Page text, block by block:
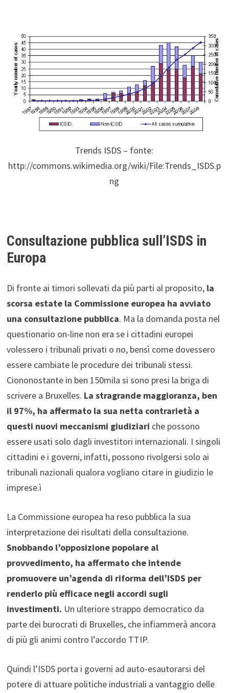
Trends ISDS – fonte:
http://commons.wikimedia.org/wiki/File:Trends_ISDS.p
ng
Consultazione pubblica sull’ISDS in
Europa
Di fronte ai timori sollevati da più parti al proposito, la
scorsa estate la Commissione europea ha avviato
una consultazione pubblica. Ma la domanda posta nel
questionario on-line non era se i cittadini europei
volessero i tribunali privati o no, bensì come dovessero
essere cambiate le procedure dei tribunali stessi.
Ciononostante in ben 150mila si sono presi la briga di
scrivere a Bruxelles. La stragrande maggioranza, ben
il 97%, ha affermato la sua netta contrarietà a
questi nuovi meccanismi giudiziari che possono
essere usati solo dagli investitori internazionali. I singoli
cittadini e i governi, infatti, possono rivolgersi solo ai
tribunali nazionali qualora vogliano citare in giudizio le
imprese.ì
La Commissione europea ha reso pubblica la sua
interpretazione dei risultati della consultazione.
Snobbando l’opposizione popolare al
provvedimento, ha affermato che intende
promuovere un’agenda di riforma dell’ISDS per
renderlo più efficace negli accordi sugli
investimenti. Un ulteriore strappo democratico da
parte dei burocrati di Bruxelles, che infiammerà ancora
di più gli animi contro l’accordo TTIP.
Quindi l’ISDS porta i governi ad auto-esautorarsi del
potere di attuare politiche industriali a vantaggio delle